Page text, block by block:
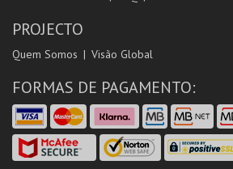
PROJECTO
Quem Somos Visão Global
FORMAS DE PAGAMENTO: